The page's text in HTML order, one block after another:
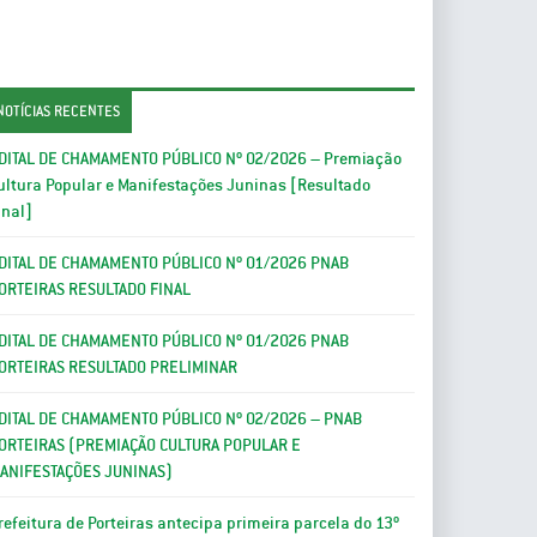
RECENTES
DE CHAMAMENTO PÚBLICO Nº 02/2026 – Premiação
Popular e Manifestações Juninas [Resultado
DE CHAMAMENTO PÚBLICO Nº 01/2026 PNAB
RESULTADO FINAL
DE CHAMAMENTO PÚBLICO Nº 01/2026 PNAB
RESULTADO PRELIMINAR
DE CHAMAMENTO PÚBLICO Nº 02/2026 – PNAB
(PREMIAÇÃO CULTURA POPULAR E
JUNINAS)
de Porteiras antecipa primeira parcela do 13º